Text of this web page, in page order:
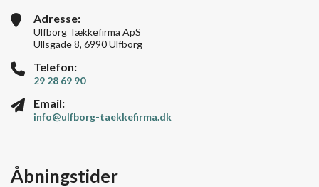
Adresse:
Ulfborg Tækkefirma ApS
Ullsgade 8, 6990 Ulfborg
Telefon:
29 28 69 90
Email:
info@ulfborg-taekkefirma.dk
Åbningstider